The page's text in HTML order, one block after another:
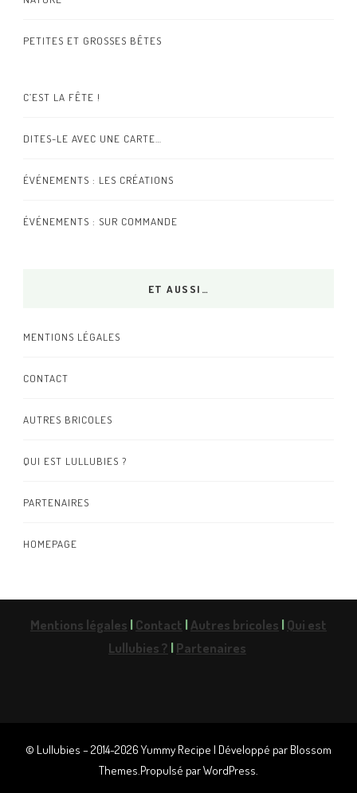
PETITES ET GROSSES BÊTES
C’EST LA FÊTE !
DITES-LE AVEC UNE CARTE…
ÉVÉNEMENTS : LES CRÉATIONS
ÉVÉNEMENTS : SUR COMMANDE
ET AUSSI…
MENTIONS LÉGALES
CONTACT
AUTRES BRICOLES
QUI EST LULLUBIES ?
PARTENAIRES
HOMEPAGE
Mentions légales |Contact |Autres bricoles |Qui est
Lullubies ? |Partenaires
© Lullubies – 2014-2026Yummy Recipe | Développé par Blossom
Themes.Propulsé parWordPress.